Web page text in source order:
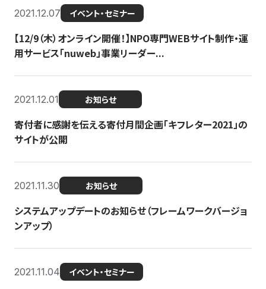
2021.12.07 イベント・セミナー
【12/9（木）オンライン開催！】NPO専門WEBサイト制作・運
用サービス「nuweb」事業リーダー...
2021.12.01 お知らせ
寄付者に感謝を伝える寄付月間企画「キフレター2021」の
サイトが公開
2021.11.30 お知らせ
システムアップデートのお知らせ（フレームワークバージョ
ンアップ）
2021.11.04 イベント・セミナー